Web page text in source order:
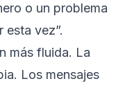
o un problema
esta vez”.
más fluida. La
Los mensajes